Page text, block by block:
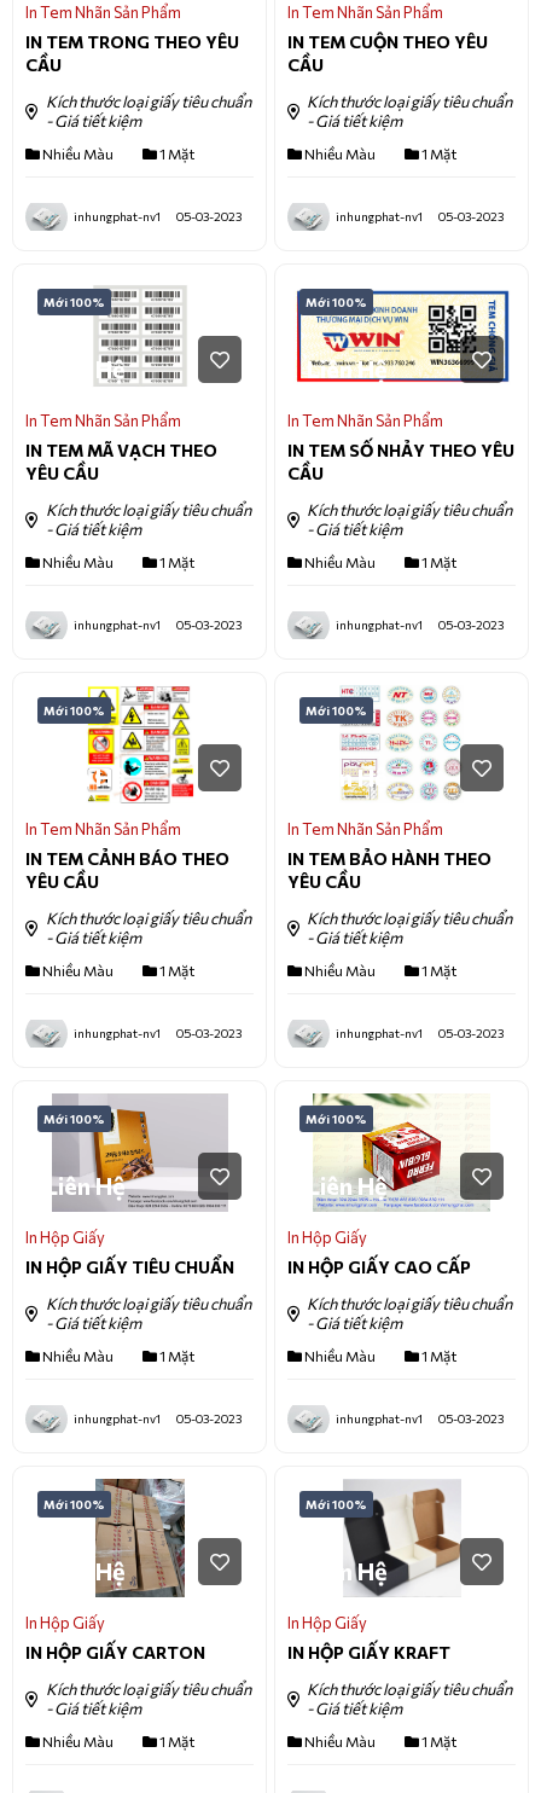
In Tem Nhãn Sản Phẩm
IN TEM TRONG THEO YÊU
CẦU
Kích thước loại giấy tiêu chuẩn
- Giá tiết kiệm
Nhiều Màu 1 Mặt
inhungphat-nv1 05-03-2023
In Tem Nhãn Sản Phẩm
IN TEM CUỘN THEO YÊU
CẦU
Kích thước loại giấy tiêu chuẩn
- Giá tiết kiệm
Nhiều Màu 1 Mặt
inhungphat-nv1 05-03-2023
Mới 100%
Liên Hệ
In Tem Nhãn Sản Phẩm
IN TEM MÃ VẠCH THEO
YÊU CẦU
Kích thước loại giấy tiêu chuẩn
- Giá tiết kiệm
Nhiều Màu 1 Mặt
inhungphat-nv1 05-03-2023
Mới 100%
Liên Hệ
In Tem Nhãn Sản Phẩm
IN TEM SỐ NHẢY THEO YÊU
CẦU
Kích thước loại giấy tiêu chuẩn
- Giá tiết kiệm
Nhiều Màu 1 Mặt
inhungphat-nv1 05-03-2023
Mới 100%
Liên Hệ
In Tem Nhãn Sản Phẩm
IN TEM CẢNH BÁO THEO
YÊU CẦU
Kích thước loại giấy tiêu chuẩn
- Giá tiết kiệm
Nhiều Màu 1 Mặt
inhungphat-nv1 05-03-2023
Mới 100%
Liên Hệ
In Tem Nhãn Sản Phẩm
IN TEM BẢO HÀNH THEO
YÊU CẦU
Kích thước loại giấy tiêu chuẩn
- Giá tiết kiệm
Nhiều Màu 1 Mặt
inhungphat-nv1 05-03-2023
Mới 100%
Liên Hệ
In Hộp Giấy
IN HỘP GIẤY TIÊU CHUẨN
Kích thước loại giấy tiêu chuẩn
- Giá tiết kiệm
Nhiều Màu 1 Mặt
inhungphat-nv1 05-03-2023
Mới 100%
Liên Hệ
In Hộp Giấy
IN HỘP GIẤY CAO CẤP
Kích thước loại giấy tiêu chuẩn
- Giá tiết kiệm
Nhiều Màu 1 Mặt
inhungphat-nv1 05-03-2023
Mới 100%
Liên Hệ
In Hộp Giấy
IN HỘP GIẤY CARTON
Kích thước loại giấy tiêu chuẩn
- Giá tiết kiệm
Nhiều Màu 1 Mặt
Mới 100%
Liên Hệ
In Hộp Giấy
IN HỘP GIẤY KRAFT
Kích thước loại giấy tiêu chuẩn
- Giá tiết kiệm
Nhiều Màu 1 Mặt